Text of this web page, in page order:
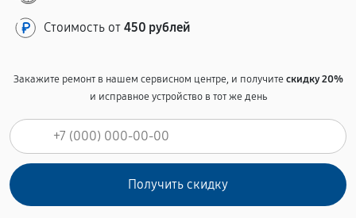
Стоимость от 450 рублей
Закажите ремонт в нашем сервисном центре, и получитескидку 20%
и исправное устройство в тот же день